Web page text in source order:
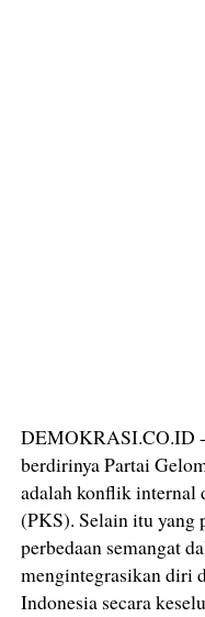
DEMOKRASI.CO.ID
berdirinya Partai
adalah konflik internal
(PKS). Selain itu yang
perbedaan semangat
mengintegrasikan diri
Indonesia secara